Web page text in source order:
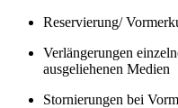
Reservierung/
Verlängerungen
ausgeliehenen Medien
Stornierungen bei